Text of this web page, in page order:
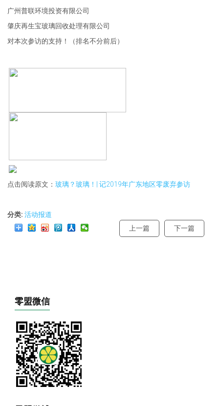
广州普联环境投资有限公司
肇庆再生宝玻璃回收处理有限公司
对本次参访的支持！（排名不分前后）
点击阅读原文： 玻璃？玻璃！| 记2019年广东地区零废弃参访
分类: 活动报道
上一篇
下一篇
零盟微信